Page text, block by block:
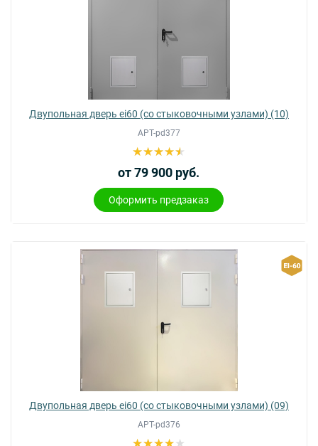
Двупольная дверь ei60 (со стыковочными узлами) (10)
АРТ-pd377
от 79 900 руб.
Оформить предзаказ
Двупольная дверь ei60 (со стыковочными узлами) (09)
АРТ-pd376